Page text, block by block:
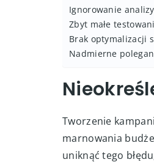
Nieokreślenie grupy
Brak jasno
Złe targetowanie
Niedostosowanie
Zbyt małe testowanie
Brak optymalizacji